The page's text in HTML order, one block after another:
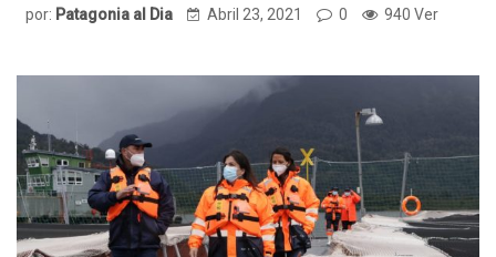
por: Patagonia al Dia Abril 23, 2021 0 940 Ver